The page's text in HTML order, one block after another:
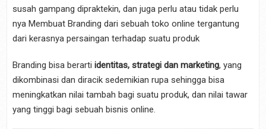
susah gampang dipraktekin, dan juga perlu atau tidak perlu
nya Membuat Branding dari sebuah toko online tergantung
dari kerasnya persaingan terhadap suatu produk
Branding bisa berarti identitas, strategi dan marketing, yang
dikombinasi dan diracik sedemikian rupa sehingga bisa
meningkatkan nilai tambah bagi suatu produk, dan nilai tawar
yang tinggi bagi sebuah bisnis online.